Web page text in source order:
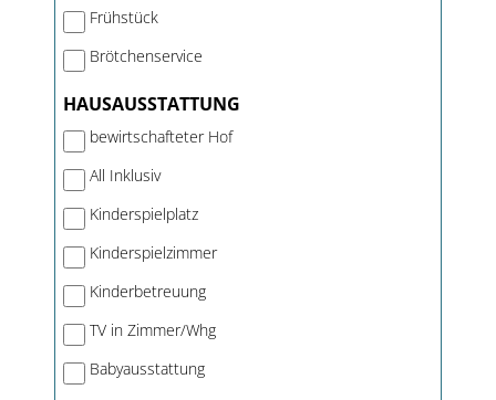
Frühstück
Brötchenservice
HAUSAUSSTATTUNG
bewirtschafteter Hof
All Inklusiv
Kinderspielplatz
Kinderspielzimmer
Kinderbetreuung
TV in Zimmer/Whg
Babyausstattung